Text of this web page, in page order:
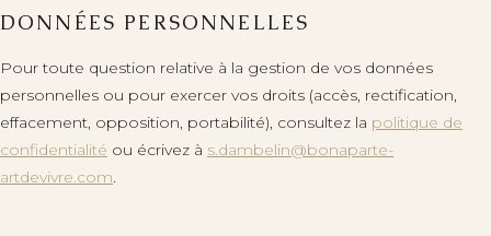
DONNÉES PERSONNELLES
Pour toute question relative à la gestion de vos données
personnelles ou pour exercer vos droits (accès, rectification,
effacement, opposition, portabilité), consultez la politique de
confidentialité ou écrivez à s.dambelin@bonaparte-
artdevivre.com.